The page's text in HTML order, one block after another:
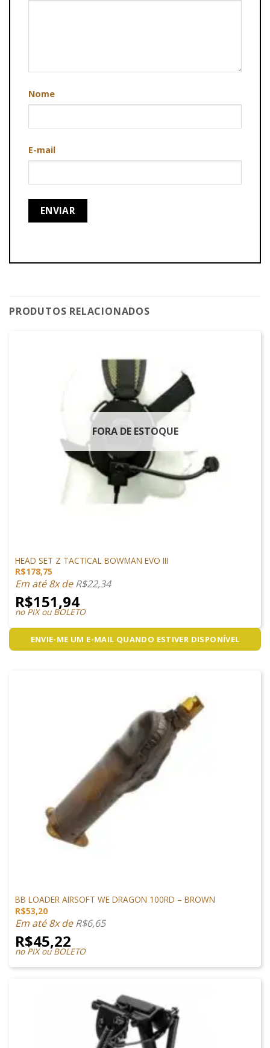
Nome
E-mail
PRODUTOS RELACIONADOS
FORA DE ESTOQUE
HEAD SET Z TACTICAL BOWMAN EVO III
R$178,75
Em até 8x deR$22,34
R$151,94
no PIX ou BOLETO
ENVIE-ME UM E-MAIL QUANDO ESTIVER DISPONÍVEL
BB LOADER AIRSOFT WE DRAGON 100RD – BROWN
R$53,20
Em até 8x deR$6,65
R$45,22
no PIX ou BOLETO